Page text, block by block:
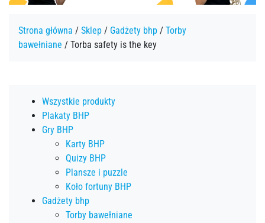
Strona główna / Sklep / Gadżety bhp / Torby
bawełniane / Torba safety is the key
Wszystkie produkty
Plakaty BHP
Gry BHP
Karty BHP
Quizy BHP
Plansze i puzzle
Koło fortuny BHP
Gadżety bhp
Torby bawełniane